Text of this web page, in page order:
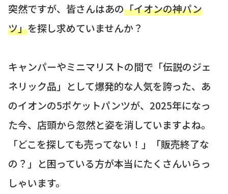
突然ですが、皆さんはあの「イオンの神パン
ツ」を探し求めていませんか？
キャンパーやミニマリストの間で「伝説のジェ
ネリック品」として爆発的な人気を誇った、あ
のイオンの5ポケットパンツが、2025年になっ
た今、店頭から忽然と姿を消していますよね。
「どこを探しても売ってない！」「販売終了な
の？」と困っている方が本当にたくさんいらっ
しゃいます。